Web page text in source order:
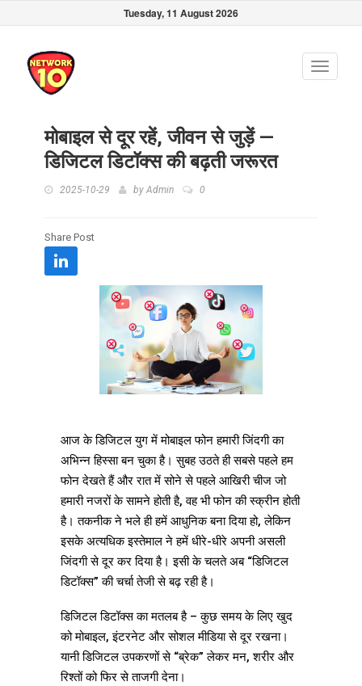
Tuesday, 11 August 2026
Toggle
मोबाइल से दूर रहें, जीवन से जुड़ें —
डिजिटल डिटॉक्स की बढ़ती जरूरत
2025-10-29 by Admin 0
Share Post
आज के डिजिटल युग में मोबाइल फोन हमारी जिंदगी का
अभिन्न हिस्सा बन चुका है। सुबह उठते ही सबसे पहले हम
फोन देखते हैं और रात में सोने से पहले आखिरी चीज जो
हमारी नजरों के सामने होती है, वह भी फोन की स्क्रीन होती
है। तकनीक ने भले ही हमें आधुनिक बना दिया हो, लेकिन
इसके अत्यधिक इस्तेमाल ने हमें धीरे-धीरे अपनी असली
जिंदगी से दूर कर दिया है। इसी के चलते अब “डिजिटल
डिटॉक्स” की चर्चा तेजी से बढ़ रही है।
डिजिटल डिटॉक्स का मतलब है – कुछ समय के लिए खुद
को मोबाइल, इंटरनेट और सोशल मीडिया से दूर रखना।
यानी डिजिटल उपकरणों से “ब्रेक” लेकर मन, शरीर और
रिश्तों को फिर से ताजगी देना।